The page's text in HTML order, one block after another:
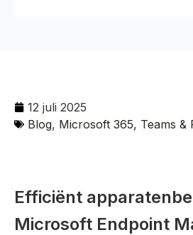
12 juli 2025
Blog, Microsoft 365, Teams &
Efficiënt
Microsoft Endpoint